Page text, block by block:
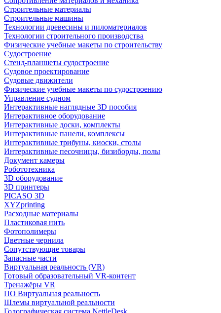
Строительные материалы
Строительные машины
Технологии древесины и пиломатериалов
Технологии строительного производства
Физические учебные макеты по строительству
Судостроение
Стенд-планшеты судостроение
Судовое проектирование
Судовые движители
Физические учебные макеты по судостроению
Управление судном
Интерактивные наглядные 3D пособия
Интерактивное оборудование
Интерактивные доски, комплекты
Интерактивные панели, комплексы
Интерактивные трибуны, киоски, столы
Интерактивные песочницы, бизиборды, полы
Документ камеры
Робототехника
3D оборудование
3D принтеры
PICASO 3D
XYZprinting
Расходные материалы
Пластиковая нить
Фотополимеры
Цветные чернила
Сопутствующие товары
Запасные части
Виртуальная реальность (VR)
Готовый образовательный VR-контент
Тренажёры VR
ПО Виртуальная реальность
Шлемы виртуальной реальности
Голографическая система NettleDesk